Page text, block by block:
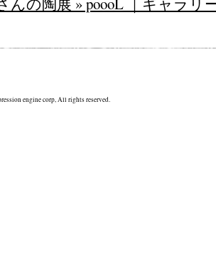
engine corp, All rights reserved.